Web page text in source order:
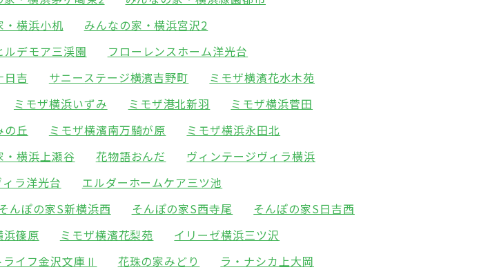
・横浜小机
みんなの家・横浜宮沢2
ルデモア三渓園
フローレンスホーム洋光台
日吉 サニーステージ横濱吉野町
ミモザ横濱花水木苑
ミモザ横浜いずみ ミモザ港北新羽
ミモザ横浜菅田
の丘 ミモザ横濱南万騎が原
ミモザ横浜永田北
・横浜上瀬谷 花物語おんだ
ヴィンテージヴィラ横浜
ラ洋光台
エルダーホームケア三ツ池
そんぽの家S新横浜西 そんぽの家S西寺尾
そんぽの家S日吉西
浜篠原 ミモザ横濱花梨苑
イリーゼ横浜三ツ沢
ライフ金沢文庫Ⅱ 花珠の家みどり ラ・ナシカ上大岡